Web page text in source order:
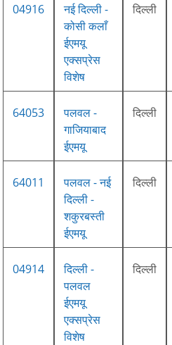
04916
नई दिल्ली -
कोसी कलाँ
ईएमयू
एक्सप्रेस
विशेष
दिल्ली
64053
पलवल -
गाजियाबाद
ईएमयू
दिल्ली
64011
पलवल - नई
दिल्ली -
शकुरबस्ती
ईएमयू
दिल्ली
04914
दिल्ली -
पलवल
ईएमयू
एक्सप्रेस
विशेष
दिल्ली